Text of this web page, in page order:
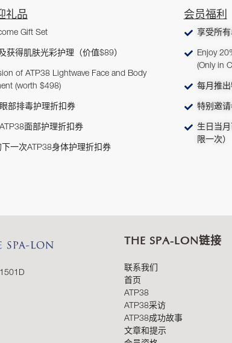
礼品
Gift Set
获得肌肤光彩护理（价值$89）
of ATP38 Lightwave Face and Body
(worth $498)
部排毒护理折扣券
面部护理折扣券
一次ATP38身体护理折扣券
会员福利
享受所
Enjoy
(Only in
每月推
特别邀
生日当
限一次）
THE SPA-LON链接
联系我们
首页
ATP38
ATP38采访
ATP38成功故事
文章和提示